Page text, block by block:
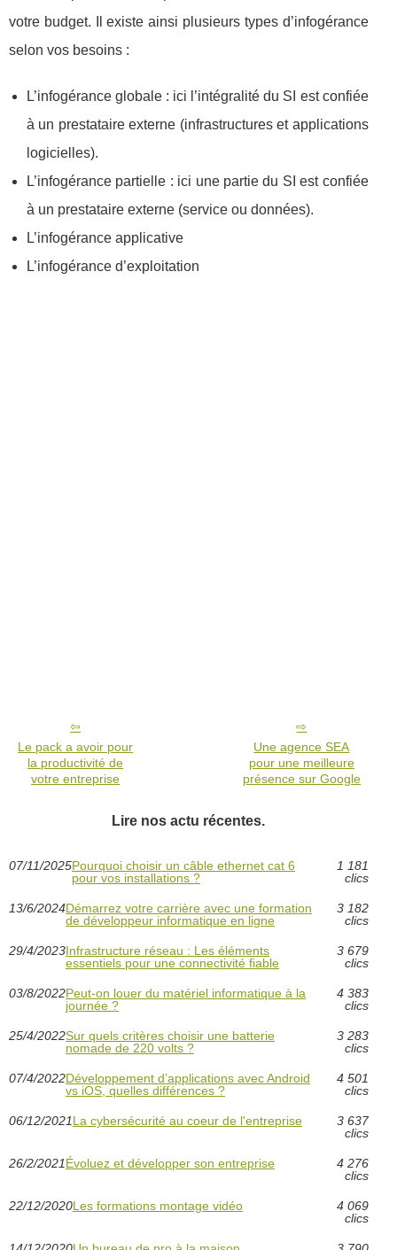
votre budget. Il existe ainsi plusieurs types d’infogérance
selon vos besoins :
L’infogérance globale : ici l’intégralité du SI est confiée
à un prestataire externe (infrastructures et applications
logicielles).
L’infogérance partielle : ici une partie du SI est confiée
à un prestataire externe (service ou données).
L’infogérance applicative
L’infogérance d’exploitation
Le pack a avoir pour
la productivité de
votre entreprise
Une agence SEA
pour une meilleure
présence sur Google
Lire nos actu récentes.
07/11/2025Pourquoi choisir un câble ethernet cat 6
pour vos installations ?
1 181
clics
13/6/2024Démarrez votre carrière avec une formation
de développeur informatique en ligne
3 182
clics
29/4/2023Infrastructure réseau : Les éléments
essentiels pour une connectivité fiable
3 679
clics
03/8/2022Peut-on louer du matériel informatique à la
journée ?
4 383
clics
25/4/2022Sur quels critères choisir une batterie
nomade de 220 volts ?
3 283
clics
07/4/2022Développement d’applications avec Android
vs iOS, quelles différences ?
4 501
clics
06/12/2021La cybersécurité au coeur de l'entreprise
3 637
clics
26/2/2021Évoluez et développer son entreprise
4 276
clics
22/12/2020Les formations montage vidéo
4 069
clics